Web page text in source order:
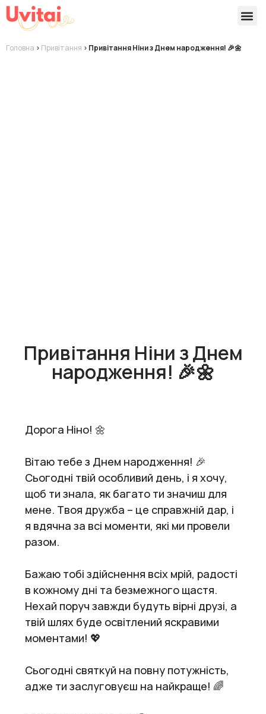
Головна > Привітання > Привітання Ніни з Днем народження! 🎉🌼
Привітання Ніни з Днем
народження! 🎉🌼
Дорога Ніно! 🌼
Вітаю тебе з Днем народження! 🎉
Сьогодні твій особливий день, і я хочу,
щоб ти знала, як багато ти значиш для
мене. Твоя дружба – це справжній дар, і
я вдячна за всі моменти, які ми провели
разом.
Бажаю тобі здійснення всіх мрій, радості
в кожному дні та безмежного щастя.
Нехай поруч завжди будуть вірні друзі, а
твій шлях буде освітлений яскравими
моментами! 💖
Сьогодні святкуй на повну потужність,
адже ти заслуговуєш на найкраще! 🌈